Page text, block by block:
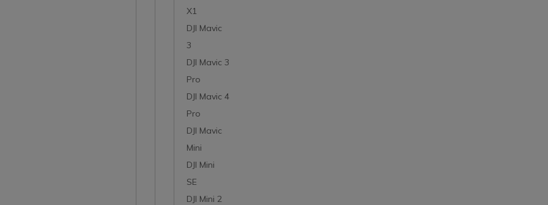
X1
DJI Mavic
3
DJI Mavic 3
Pro
DJI Mavic 4
Pro
DJI Mavic
Mini
DJI Mini
SE
DJI Mini 2